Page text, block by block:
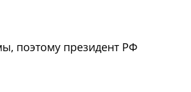
поэтому президент РФ